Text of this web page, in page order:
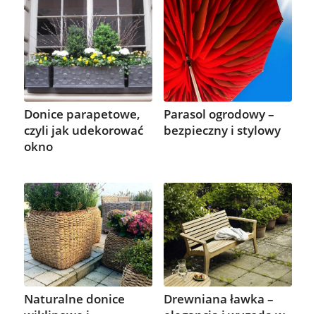
Donice parapetowe,
czyli jak udekorować
okno
Parasol ogrodowy –
bezpieczny i stylowy
Naturalne donice
Drewniana ławka –